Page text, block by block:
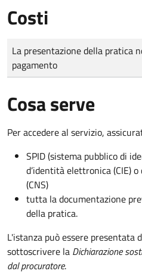
Costi
Tipo di pagamento
Importo
La presentazione della pratica
pagamento
Cosa serve
Per accedere al servizio,
SPID (sistema pubblico di
d’identità elettronica (CIE)
(CNS)
tutta la documentazione
della pratica.
L'istanza può essere presentata
sottoscrivere la Dichiarazione
dal procuratore.